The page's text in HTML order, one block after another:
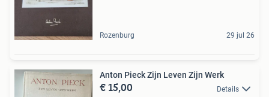
Rozenburg 29 jul 26
Anton Pieck Zijn Leven Zijn Werk
€ 15,00 Details